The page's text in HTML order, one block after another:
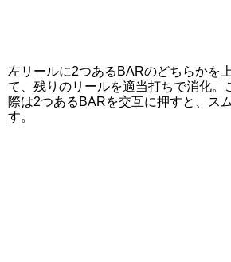
左リールに2つあるBARのどちらかを
て、残りのリールを適当打ちで消化。
際は2つあるBARを交互に押すと、ス
す。